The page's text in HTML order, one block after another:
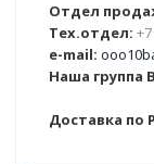
Отдел
Тех.отдел:
e-mail:
Наша группа
Доставка по